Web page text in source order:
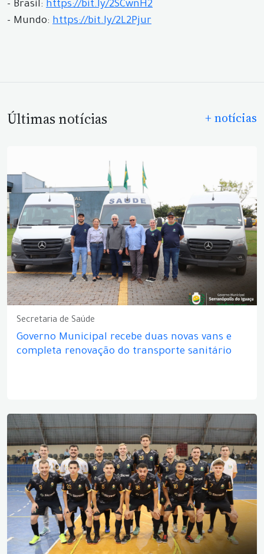
- Brasil: https://bit.ly/2SCwnH2
- Mundo: https://bit.ly/2L2Pjur
Últimas notícias + notícias
Secretaria de Saúde
Governo Municipal recebe duas novas vans e
completa renovação do transporte sanitário